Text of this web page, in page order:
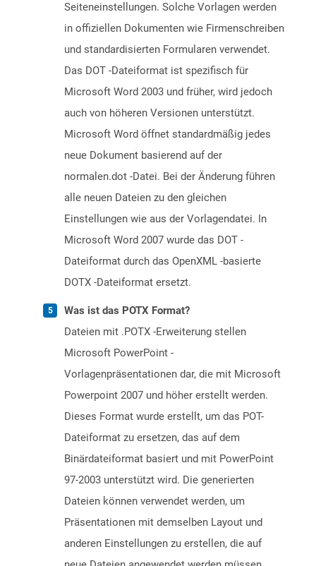
Seiteneinstellungen. Solche Vorlagen werden
in offiziellen Dokumenten wie Firmenschreiben
und standardisierten Formularen verwendet.
Das DOT -Dateiformat ist spezifisch für
Microsoft Word 2003 und früher, wird jedoch
auch von höheren Versionen unterstützt.
Microsoft Word öffnet standardmäßig jedes
neue Dokument basierend auf der
normalen.dot -Datei. Bei der Änderung führen
alle neuen Dateien zu den gleichen
Einstellungen wie aus der Vorlagendatei. In
Microsoft Word 2007 wurde das DOT -
Dateiformat durch das OpenXML -basierte
DOTX -Dateiformat ersetzt.
Was ist das POTX Format?
Dateien mit .POTX -Erweiterung stellen
Microsoft PowerPoint -
Vorlagenpräsentationen dar, die mit Microsoft
Powerpoint 2007 und höher erstellt werden.
Dieses Format wurde erstellt, um das POT-
Dateiformat zu ersetzen, das auf dem
Binärdateiformat basiert und mit PowerPoint
97-2003 unterstützt wird. Die generierten
Dateien können verwendet werden, um
Präsentationen mit demselben Layout und
anderen Einstellungen zu erstellen, die auf